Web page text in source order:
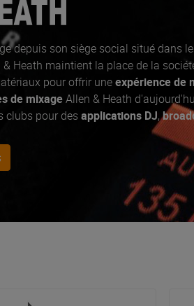
depuis son siège social situé dans
& Heath maintient la place de la
pour offrir uneexpérience de
de mixageAllen & Heath
clubs pour des applications DJ,
et la Gamme XONE Allen & Heath